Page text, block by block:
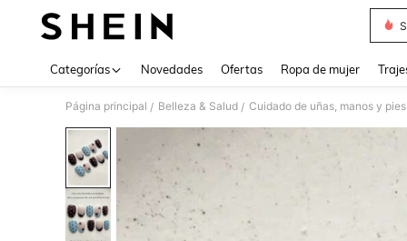
Categorías Novedades Ofertas Ropa de mujer
Página principal / Belleza & Salud / Cuidado de uñas, manos y pies